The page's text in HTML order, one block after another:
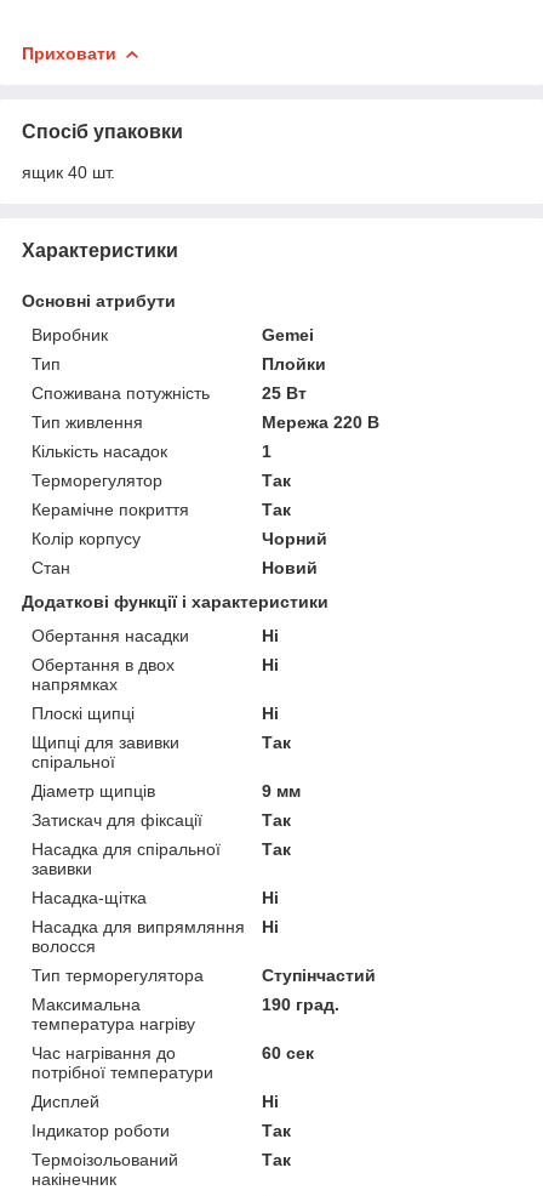
Приховати
Спосіб упаковки
ящик 40 шт.
Характеристики
Основні атрибути
Виробник
Gemei
Тип
Плойки
Споживана потужність
25 Вт
Тип живлення
Мережа 220 В
Кількість насадок
1
Терморегулятор
Так
Керамічне покриття
Так
Колір корпусу
Чорний
Стан
Новий
Додаткові функції і характеристики
Обертання насадки
Ні
Обертання в двох
напрямках
Ні
Плоскі щипці
Ні
Щипці для завивки
спіральної
Так
Діаметр щипців
9 мм
Затискач для фіксації
Так
Насадка для спіральної
завивки
Так
Насадка-щітка
Ні
Насадка для випрямляння
волосся
Ні
Тип терморегулятора
Ступінчастий
Максимальна
температура нагріву
190 град.
Час нагрівання до
потрібної температури
60 сек
Дисплей
Ні
Індикатор роботи
Так
Термоізольований
накінечник
Так